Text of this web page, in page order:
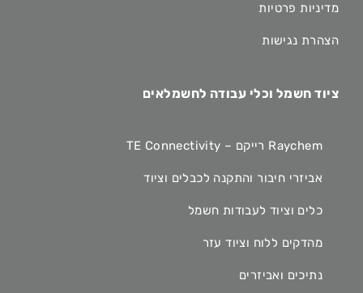
מדיניות פרטיות
הצהרת נגישות
ציוד חשמל וכלי עבודה לחשמלאים
Raychem רייקם – TE Connectivity
אביזרי חיבור והתקנה לכבלים וציוד
כלים וציוד לעבודות חשמל
מהדקים ללוח וציוד עזר
נתיכים ואביזרים